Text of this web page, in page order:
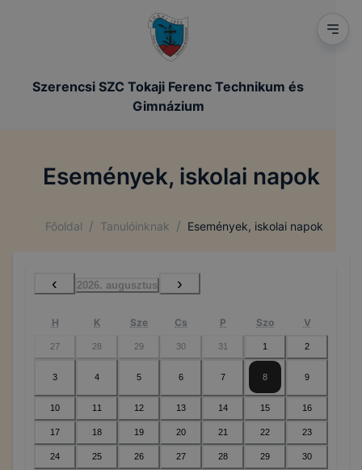
Szerencsi SZC Tokaji Ferenc Technikum és
Gimnázium
Események, iskolai napok
Főoldal / Tanulóinknak / Események, iskolai napok
‹ 2026. augusztus ›
H K Sze Cs P Szo V
27 28 29 30 31 1 2
3 4 5 6 7 8 9
10 11 12 13 14 15 16
17 18 19 20 21 22 23
24 25 26 27 28 29 30